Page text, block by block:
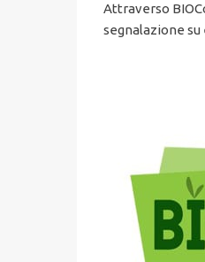
Attraverso
segnalazione